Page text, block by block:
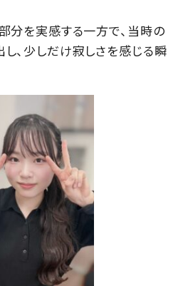
分を実感する一方で、当時の
、少しだけ寂しさを感じる瞬